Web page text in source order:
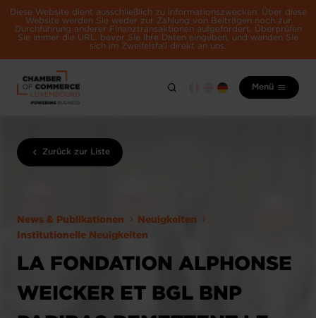
Diese Website dient ausschließlich zu Informationszwecken. Über diese
Website werden Sie weder zur Zahlung von Beiträgen noch zur
Durchführung anderer Finanztransaktionen aufgefordert. Überprüfen
Sie immer die URL, bevor Sie Ihre Daten eingeben, und wenden Sie
sich im Zweifelsfall direkt an uns.
Menü
Zurück zur Liste
News & Publikationen
Neuigkeiten
Institutionelle Neuigkeiten
LA FONDATION ALPHONSE
WEICKER ET BGL BNP